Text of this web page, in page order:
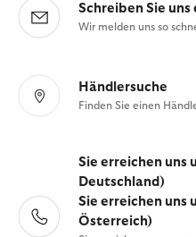
Schreiben Sie uns
Wir melden uns so
Händlersuche
Finden Sie einen
Sie erreichen uns
Deutschland)
Sie erreichen uns
Österreich)